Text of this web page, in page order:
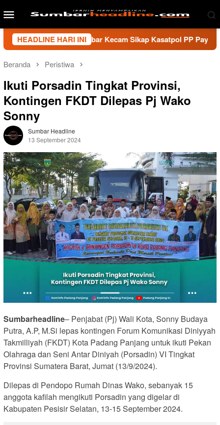
ke
Menu
Mobile
HEADLINE HARI INI
Sumbar Kecam Sikap Kasatpol PP Payakumbuh,
Beranda Peristiwa
Ikuti Porsadin Tingkat Provinsi,
Kontingen FKDT Dilepas Pj Wako
Sonny
Sumbar Headline
13 September 2024
Sumbarheadline– Penjabat (Pj) Wali Kota, Sonny Budaya
Putra, A.P, M.Si lepas kontingen Forum Komunikasi Diniyyah
Takmilliyah (FKDT) Kota Padang Panjang untuk ikuti Pekan
Olahraga dan Seni Antar Diniyah (Porsadin) VI Tingkat
Provinsi Sumatera Barat, Jumat (13/9/2024).
Dilepas di Pendopo Rumah Dinas Wako, sebanyak 15
anggota kafilah mengikuti Porsadin yang digelar di
Kabupaten Pesisir Selatan, 13-15 September 2024.